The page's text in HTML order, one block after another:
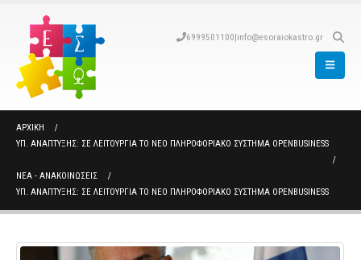
6999501100|info@esoraiokastro.gr
ΑΡΧΙΚΉ
ΥΠ. ΑΝΆΠΤΥΞΗΣ: ΣΕ ΛΕΙΤΟΥΡΓΊΑ ΤΟ ΝΈΟ ΠΛΗΡΟΦΟΡΙΑΚΌ ΣΎΣΤΗΜΑ OPENBUSINESS
ΝΈΑ - ΑΝΑΚΟΙΝΏΣΕΙΣ
ΥΠ. ΑΝΆΠΤΥΞΗΣ: ΣΕ ΛΕΙΤΟΥΡΓΊΑ ΤΟ ΝΈΟ ΠΛΗΡΟΦΟΡΙΑΚΌ ΣΎΣΤΗΜΑ OPENBUSINESS